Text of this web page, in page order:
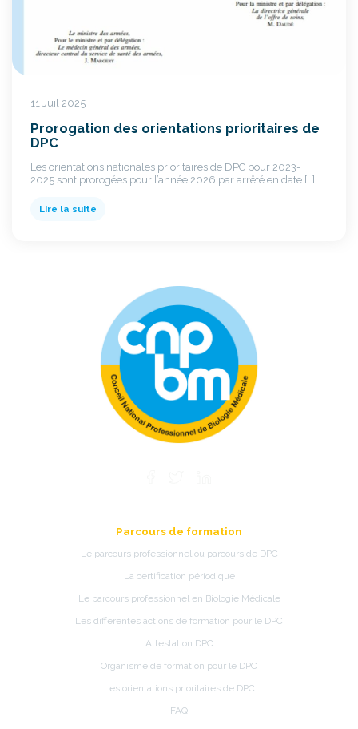
11 Juil 2025
Prorogation des orientations prioritaires de
DPC
Les orientations nationales prioritaires de DPC pour 2023-
2025 sont prorogées pour l’année 2026 par arrêté en date […]
Lire la suite
Parcours de formation
Le parcours professionnel ou parcours de DPC
La certification périodique
Le parcours professionnel en Biologie Médicale
Les différentes actions de formation pour le DPC
Attestation DPC
Organisme de formation pour le DPC
Les orientations prioritaires de DPC
FAQ